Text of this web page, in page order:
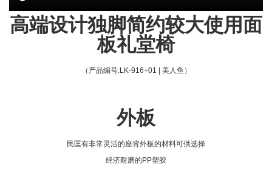
高端设计独脚简约较大使用面
板礼堂椅
（产品编号:LK-916+01 | 美人鱼 ）
外板
民匡有非常灵活的座背外板的材料可供选择
经济耐磨的PP塑胶